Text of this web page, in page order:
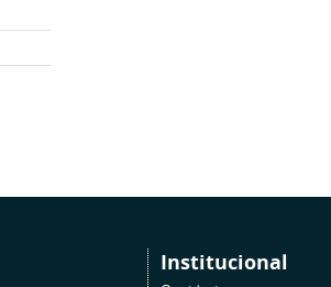
Institucional